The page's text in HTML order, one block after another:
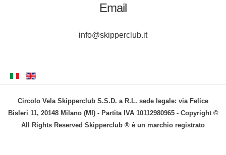
Email
info@skipperclub.it
Circolo Vela Skipperclub S.S.D. a R.L. sede legale: via Felice
Bisleri 11, 20148 Milano (MI) - Partita IVA 10112980965 - Copyright ©
All Rights Reserved Skipperclub ® è un marchio registrato